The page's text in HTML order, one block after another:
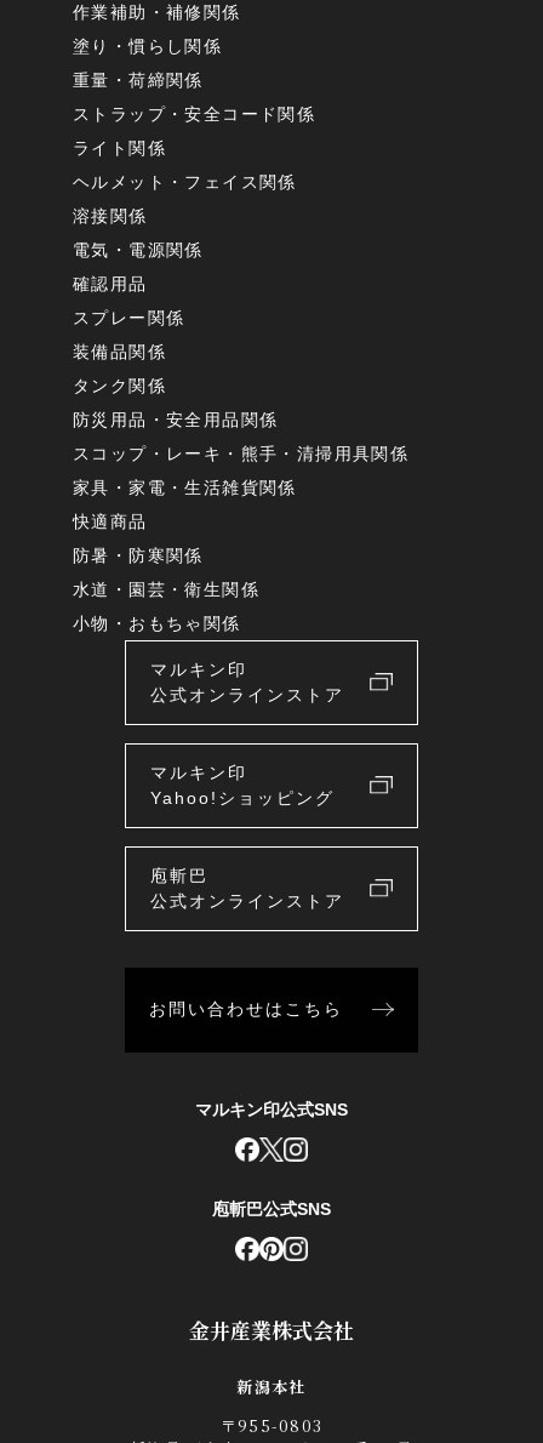
金井産業株式会社
新潟本社
〒955-0803
作業補助・補修関係
塗り・慣らし関係
重量・荷締関係
ストラップ・安全コード関係
ライト関係
ヘルメット・フェイス関係
溶接関係
電気・電源関係
確認用品
スプレー関係
装備品関係
タンク関係
防災用品・安全用品関係
スコップ・レーキ・熊手・清掃用具関係
家具・家電・生活雑貨関係
快適商品
防暑・防寒関係
水道・園芸・衛生関係
小物・おもちゃ関係
マルキン印
公式オンラインストア
マルキン印
Yahoo!ショッピング
庖斬巴
公式オンラインストア
お問い合わせはこちら
マルキン印公式SNS
庖斬巴公式SNS